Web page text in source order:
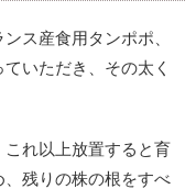
ス産食用タンポポ、
いただき、その太く
れ以上放置すると育
残りの株の根をすべ